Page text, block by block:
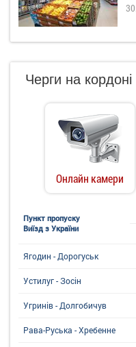
Черги на кордоні
Онлайн камери
Пункт пропуску
Виїзд з України
Ягодин - Дорогуськ
Устилуг - Зосін
Угринiв - Долгобичув
Рава-Руська - Хребенне